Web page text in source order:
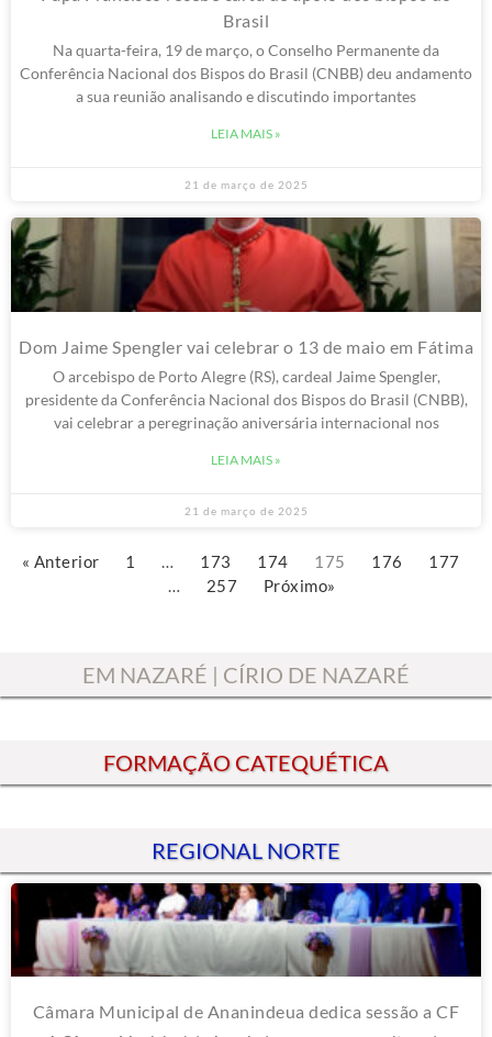
Papa Francisco recebe carta de apoio dos bispos do
Brasil
Na quarta-feira, 19 de março, o Conselho Permanente da
Conferência Nacional dos Bispos do Brasil (CNBB) deu andamento
a sua reunião analisando e discutindo importantes
Dom Jaime Spengler vai celebrar o 13 de maio em Fátima
O arcebispo de Porto Alegre (RS), cardeal Jaime Spengler,
presidente da Conferência Nacional dos Bispos do Brasil (CNBB),
vai celebrar a peregrinação aniversária internacional nos
« Anterior 1 … 173 174 175 176
177
…
257 Próximo»
EM NAZARÉ | CÍRIO DE NAZARÉ
FORMAÇÃO CATEQUÉTICA
REGIONAL NORTE
Câmara Municipal de Ananindeua dedica sessão a CF